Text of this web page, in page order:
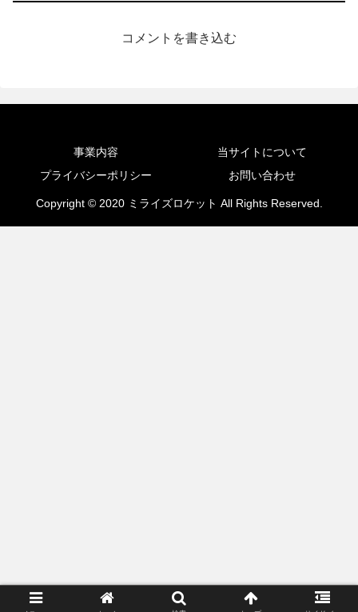
コメントを書き込む
事業内容
当サイトについて
プライバシーポリシー
お問い合わせ
Copyright © 2020 ミライズロケット All Rights Reserved.